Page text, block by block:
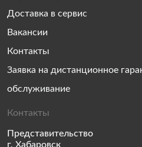
Доставка в сервис
Вакансии
Контакты
Заявка на дистанционное
обслуживание
Контакты
Представительство
г. Хабаровск